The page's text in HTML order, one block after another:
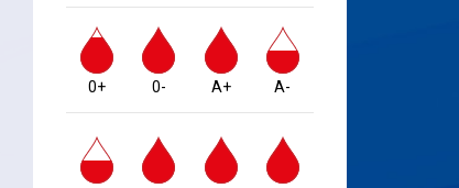
0+ 0- A+ A-